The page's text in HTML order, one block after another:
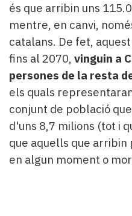
és que arribin uns
mentre, en canvi,
catalans. De fet,
fins al 2070, vinguin a
persones de la resta
els quals
conjunt de població
d'uns 8,7 milions (tot i
que aquells que
en algun moment o